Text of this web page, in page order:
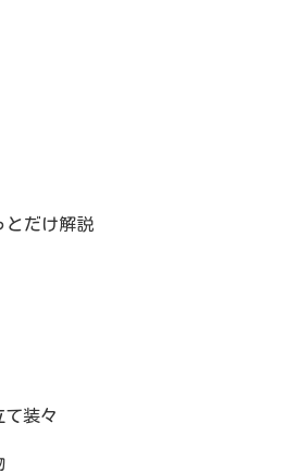
とだけ解説
て装々